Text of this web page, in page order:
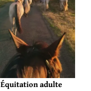
Équitation adulte